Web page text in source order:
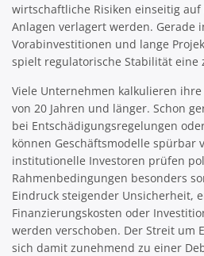
wirtschaftliche Risiken einseitig
Anlagen verlagert werden. Gerade
Vorabinvestitionen und lange
spielt regulatorische Stabilität eine
Viele Unternehmen kalkulieren
von 20 Jahren und länger. Schon
bei Entschädigungsregelungen
können Geschäftsmodelle spürbar
institutionelle Investoren prüfen
Rahmenbedingungen besonders
Eindruck steigender Unsicherheit,
Finanzierungskosten oder
werden verschoben. Der Streit um
sich damit zunehmend zu einer